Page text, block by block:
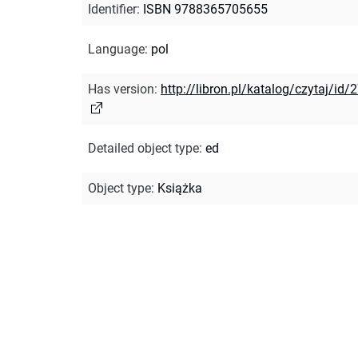
Identifier: ISBN 9788365705655
Language: pol
Has version: http://libron.pl/katalog/czytaj/id/
Detailed object type: ed
Object type: Książka